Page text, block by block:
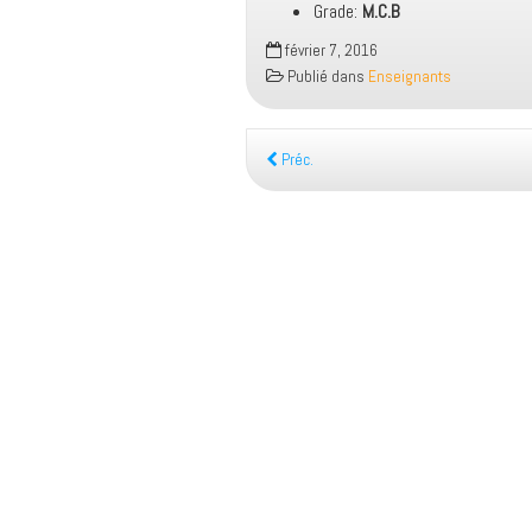
Grade: M.C.B
février 7, 2016
Publié dans Enseignants
Préc.